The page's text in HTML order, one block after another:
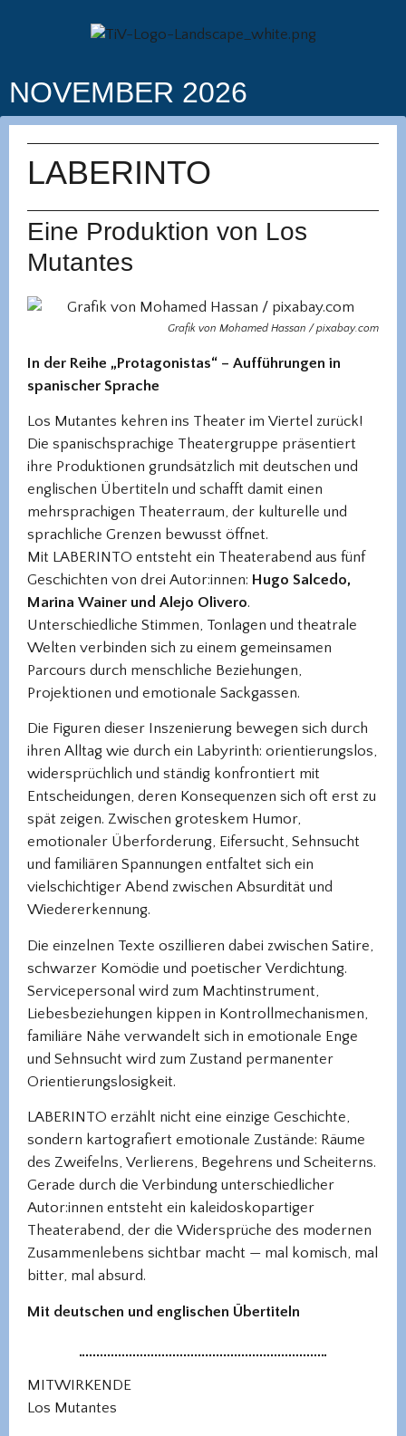
NOVEMBER 2026
LABERINTO
Eine Produktion von Los
Mutantes
Grafik von Mohamed Hassan / pixabay.com
In der Reihe „Protagonistas“ – Aufführungen in
spanischer Sprache
Los Mutantes kehren ins Theater im Viertel zurück!
Die spanischsprachige Theatergruppe präsentiert
ihre Produktionen grundsätzlich mit deutschen und
englischen Übertiteln und schafft damit einen
mehrsprachigen Theaterraum, der kulturelle und
sprachliche Grenzen bewusst öffnet.
Mit LABERINTO entsteht ein Theaterabend aus fünf
Geschichten von drei Autor:innen: Hugo Salcedo,
Marina Wainer und Alejo Olivero.
Unterschiedliche Stimmen, Tonlagen und theatrale
Welten verbinden sich zu einem gemeinsamen
Parcours durch menschliche Beziehungen,
Projektionen und emotionale Sackgassen.
Die Figuren dieser Inszenierung bewegen sich durch
ihren Alltag wie durch ein Labyrinth: orientierungslos,
widersprüchlich und ständig konfrontiert mit
Entscheidungen, deren Konsequenzen sich oft erst zu
spät zeigen. Zwischen groteskem Humor,
emotionaler Überforderung, Eifersucht, Sehnsucht
und familiären Spannungen entfaltet sich ein
vielschichtiger Abend zwischen Absurdität und
Wiedererkennung.
Die einzelnen Texte oszillieren dabei zwischen Satire,
schwarzer Komödie und poetischer Verdichtung.
Servicepersonal wird zum Machtinstrument,
Liebesbeziehungen kippen in Kontrollmechanismen,
familiäre Nähe verwandelt sich in emotionale Enge
und Sehnsucht wird zum Zustand permanenter
Orientierungslosigkeit.
LABERINTO erzählt nicht eine einzige Geschichte,
sondern kartografiert emotionale Zustände: Räume
des Zweifelns, Verlierens, Begehrens und Scheiterns.
Gerade durch die Verbindung unterschiedlicher
Autor:innen entsteht ein kaleidoskopartiger
Theaterabend, der die Widersprüche des modernen
Zusammenlebens sichtbar macht — mal komisch, mal
bitter, mal absurd.
Mit deutschen und englischen Übertiteln
MITWIRKENDE
Los Mutantes